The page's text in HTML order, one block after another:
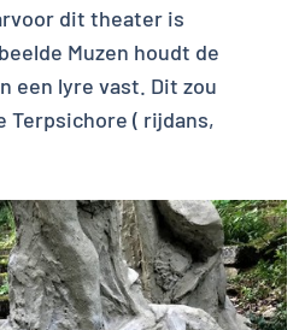
dit theater is
Muzen houdt de
een lyre vast. Dit zou
Terpsichore ( rijdans,